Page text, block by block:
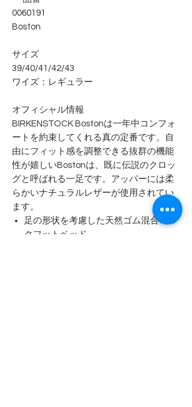
0060191
Boston
サイズ
39/40/41/42/43
ワイズ：レギュラー
オフィシャル情報
BIRKENSTOCK Bostonは一年中コンフォ
ートを約束してくれる真の定番です。自
由にフィット感を調整できる抜群の機能
性が嬉しいBostonは、既に伝説のクロッ
グと呼ばれる一足です。アッパーには柔
らかいナチュラルレザーが使用されてい
ます。
足の形状を考慮した天然ゴム混合コル
クフットベッド